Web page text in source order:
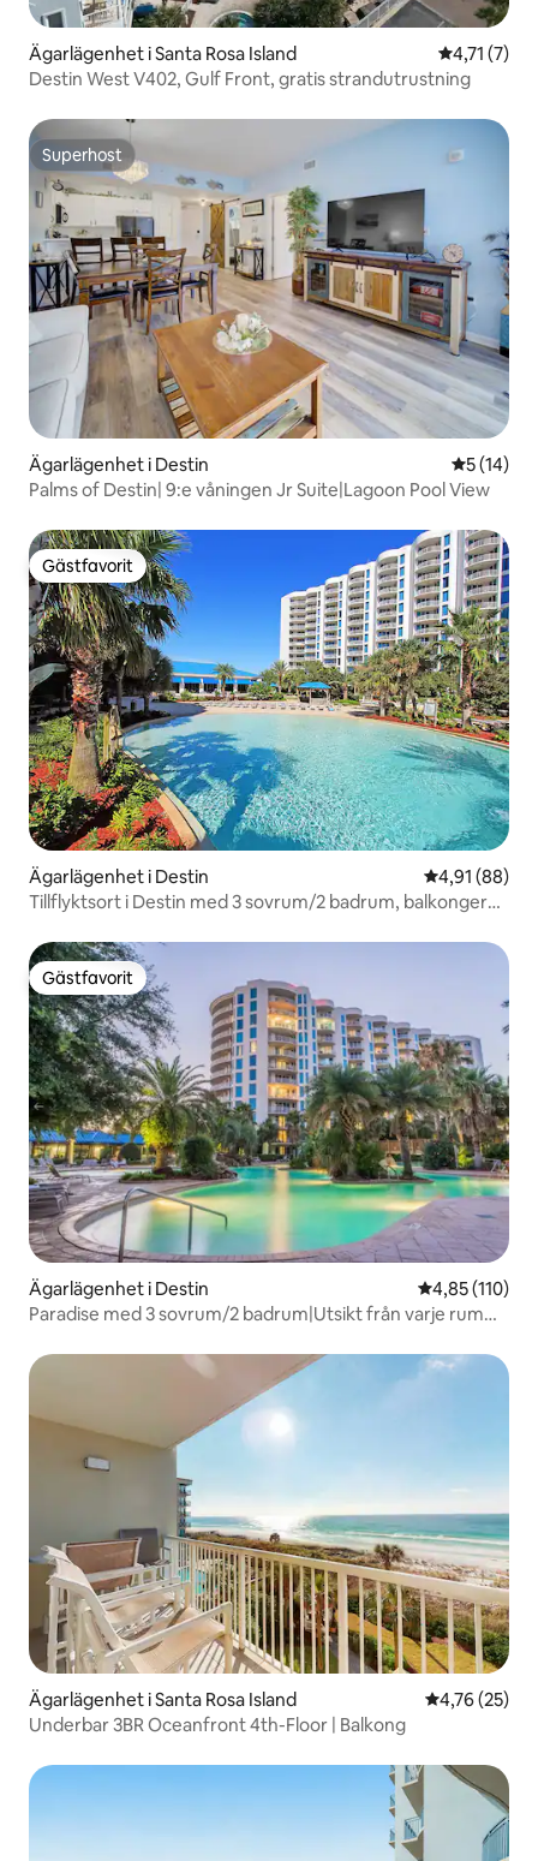
Ägarlägenhet i Santa Rosa Island 4,71 av 5 i
4,71 (7)
Destin West V402, Gulf Front, gratis strandutrustning
Superhost
Superhost
Ägarlägenhet i Destin 5 av 5 i
5 (14)
Palms of Destin| 9:e våningen Jr Suite|Lagoon Pool View
Gästfavorit
Gästfavorit
Ägarlägenhet i Destin 4,91 av 5 i
4,91 (88)
Tillflyktsort i Destin med 3 sovrum/2 badrum, balkonger
Gästfavorit
Gästfavorit
Ägarlägenhet i Destin 4,85 av 5 i
4,85 (110)
Paradise med 3 sovrum/2 badrum|Utsikt från varje rum
Ägarlägenhet i Santa Rosa Island 4,76 av 5 i
4,76 (25)
Underbar 3BR Oceanfront 4th-Floor | Balkong